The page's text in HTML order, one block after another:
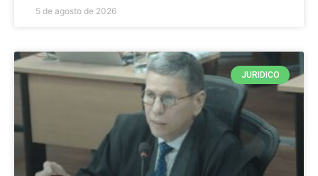
5 de agosto de 2026
JURIDICO